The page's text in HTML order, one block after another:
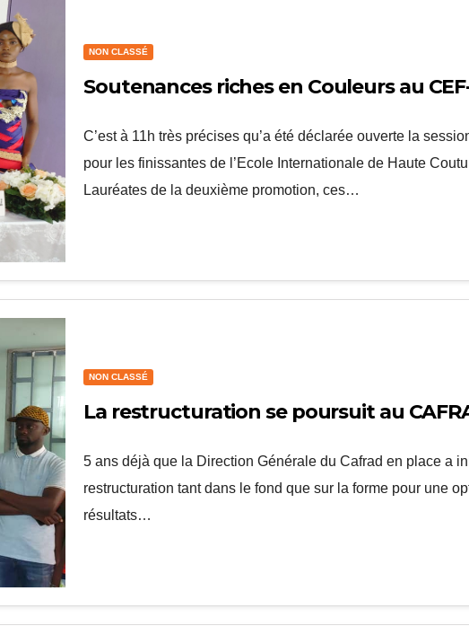
NON CLASSÉ
Soutenances riches en Couleurs au
C’est à 11h très précises qu’a été déclarée ouverte la
pour les finissantes de l’Ecole Internationale de Haute
Lauréates de la deuxième promotion, ces…
NON CLASSÉ
La restructuration se poursuit au
5 ans déjà que la Direction Générale du Cafrad en place a
restructuration tant dans le fond que sur la forme pour une
résultats…